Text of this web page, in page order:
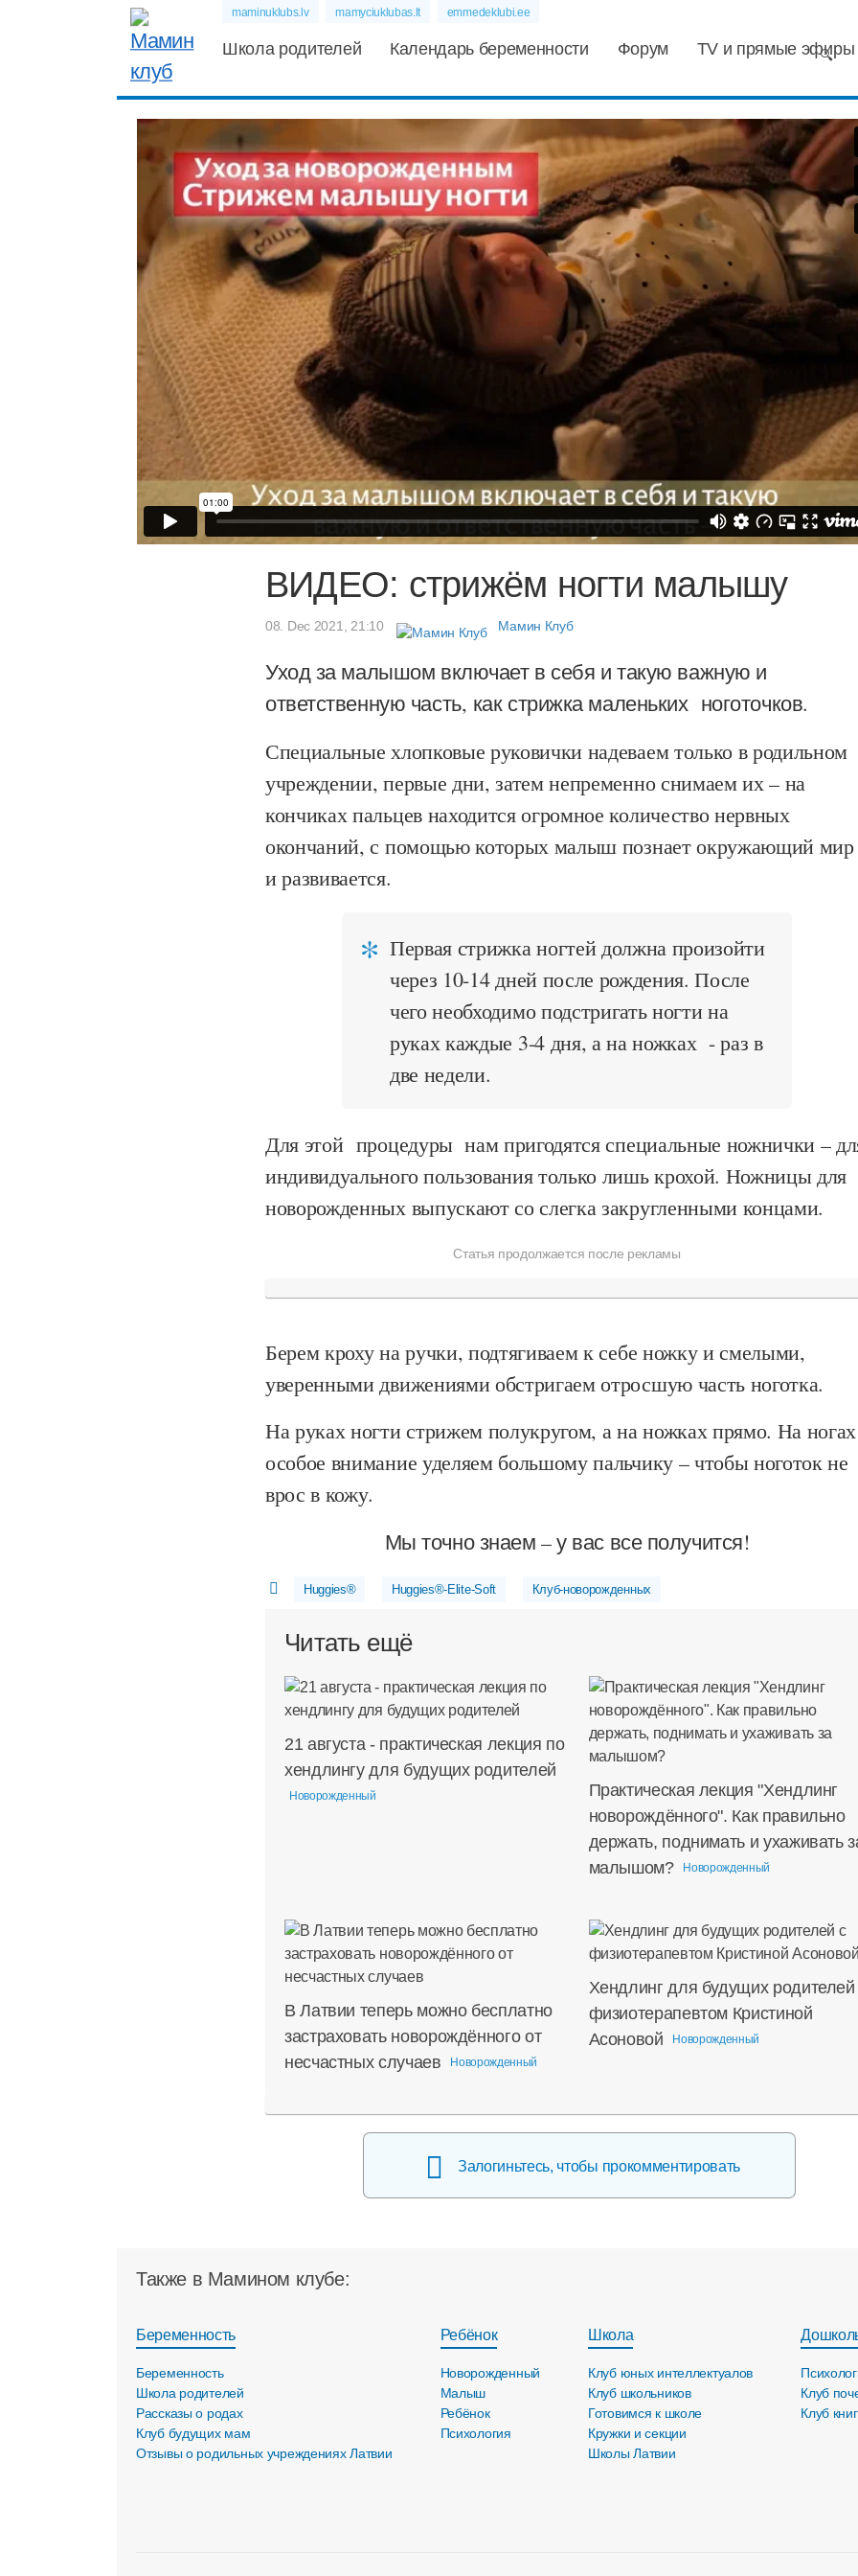
maminuklubs.lv mamyciuklubas.lt emmedeklubi.ee
Школа родителей Календарь беременности Форум TV и прямые эфиры
ВИДЕО: стрижём ногти малышу
08. Dec 2021, 21:10 Мамин Клуб
Уход за малышом включает в себя и такую важную и
ответственную часть, как стрижка маленьких ноготочков.
Специальные хлопковые руковички надеваем только в родильном
учреждении, первые дни, затем непременно снимаем их – на
кончиках пальцев находится огромное количество нервных
окончаний, с помощью которых малыш познает окружающий мир
и развивается.
Первая стрижка ногтей должна произойти
через 10-14 дней после рождения. После
чего необходимо подстригать ногти на
руках каждые 3-4 дня, а на ножках - раз в
две недели.
Для этой процедуры нам пригодятся специальные ножнички –
индивидуального пользования только лишь крохой. Ножницы для
новорожденных выпускают со слегка закругленными концами.
Статья продолжается после рекламы
Берем кроху на ручки, подтягиваем к себе ножку и смелыми,
уверенными движениями обстригаем отросшую часть ноготка.
На руках ногти стрижем полукругом, а на ножках прямо. На ногах
особое внимание уделяем большому пальчику – чтобы ноготок не
врос в кожу.
Мы точно знаем – у вас все получится!
Huggies® Huggies®-Elite-Soft Клуб-новорожденных
Читать ещё
21 августа - практическая лекция по
хендлингу для будущих родителей
Новорожденный
Практическая лекция "Хендлинг
новорождённого". Как правильно
держать, поднимать и ухаживать
малышом?
Новорожденный
В Латвии теперь можно бесплатно
застраховать новорождённого от
несчастных случаев
Новорожденный
Хендлинг для будущих родителей
физиотерапевтом Кристиной
Асоновой
Новорожденный
Залогиньтесь, чтобы прокомментировать
Также в Мамином клубе:
Беременность
Беременность
Школа родителей
Рассказы о родах
Клуб будущих мам
Отзывы о родильных учреждениях Латвии
Ребёнок
Новорожденный
Малыш
Ребёнок
Психология
Школа
Клуб юных интеллектуалов
Клуб школьников
Готовимся к школе
Кружки и секции
Школы Латвии
Клуб
Клуб